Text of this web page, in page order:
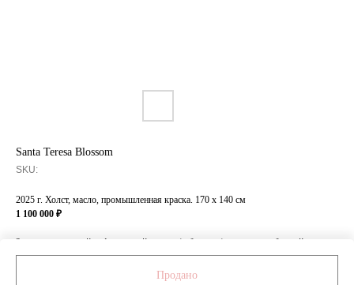
Santa Teresa Blossom
SKU:
2025 г. Холст, масло, промышленная краска. 170 x 140 см
1 100 000 ₽
За дополнительной информацией о ценах/габаритах/материалах обращайтесь
к менеджеру по номеру: +7 999 472 84 11